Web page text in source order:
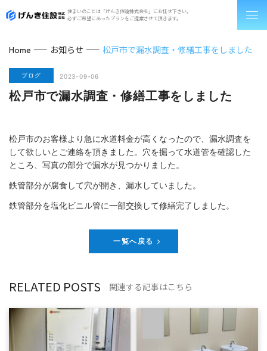
住まいのことは「げんき住設株式会社」にお任せ下さい。
必ずご希望にあったプランをご提案させて頂きます。
Home お知らせ 松戸市で漏水調査・修繕工事をしました
ブログ 2023-09-06
松戸市で漏水調査・修繕工事をしました
松戸市のお客様より急に水道料金が高くなったので、漏水調査を
して欲しいとご連絡を頂きました。穴を掘って水道管を確認した
ところ、写真の部分で漏水が見つかりました。
鉄管部分が腐食して穴が開き、漏水していました。
鉄管部分を塩化ビニル管に一部交換して修繕完了しました。
一覧へ戻る
RELATED POSTS 関連する記事はこちら